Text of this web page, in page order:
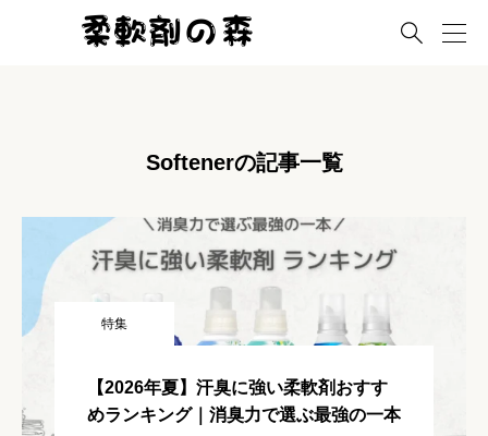

Softenerの記事一覧
特集
【2026年夏】汗臭に強い柔軟剤おすす
めランキング｜消臭力で選ぶ最強の一本